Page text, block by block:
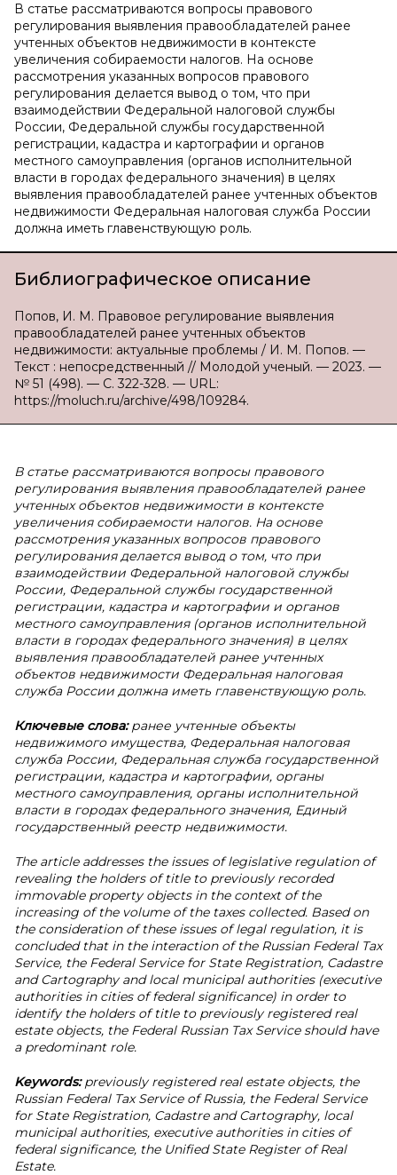
В статье рассматриваются вопросы правового
регулирования выявления правообладателей ранее
учтенных объектов недвижимости в контексте
увеличения собираемости налогов. На основе
рассмотрения указанных вопросов правового
регулирования делается вывод о том, что при
взаимодействии Федеральной налоговой службы
России, Федеральной службы государственной
регистрации, кадастра и картографии и органов
местного самоуправления (органов исполнительной
власти в городах федерального значения) в целях
выявления правообладателей ранее учтенных объектов
недвижимости Федеральная налоговая служба России
должна иметь главенствующую роль.
Библиографическое описание
Попов, И. М. Правовое регулирование выявления
правообладателей ранее учтенных объектов
недвижимости: актуальные проблемы / И. М. Попов. —
Текст : непосредственный // Молодой ученый. — 2023. —
№ 51 (498). — С. 322-328. — URL:
https://moluch.ru/archive/498/109284.
В статье рассматриваются вопросы правового
регулирования выявления правообладателей ранее
учтенных объектов недвижимости в контексте
увеличения собираемости налогов. На основе
рассмотрения указанных вопросов правового
регулирования делается вывод о том, что при
взаимодействии Федеральной налоговой службы
России, Федеральной службы государственной
регистрации, кадастра и картографии и органов
местного самоуправления (органов исполнительной
власти в городах федерального значения) в целях
выявления правообладателей ранее учтенных
объектов недвижимости Федеральная налоговая
служба России должна иметь главенствующую роль.
Ключевые слова:ранее учтенные объекты
недвижимого имущества, Федеральная налоговая
служба России, Федеральная служба государственной
регистрации, кадастра и картографии, органы
местного самоуправления, органы исполнительной
власти в городах федерального значения, Единый
государственный реестр недвижимости.
The article addresses the issues of legislative regulation of
revealing the holders of title to previously recorded
immovable property objects in the context of the
increasing of the volume of the taxes collected. Based on
the consideration of these issues of legal regulation, it is
concluded that in the interaction of the Russian Federal Tax
Service, the Federal Service for State Registration, Cadastre
and Cartography and local municipal authorities (executive
authorities in cities of federal significance) in order to
identify the holders of title to previously registered real
estate objects, the Federal Russian Tax Service should have
a predominant role.
Keywords:previously registered real estate objects, the
Russian Federal Tax Service of Russia, the Federal Service
for State Registration, Cadastre and Cartography, local
municipal authorities, executive authorities in cities of
federal significance, the Unified State Register of Real
Estate.